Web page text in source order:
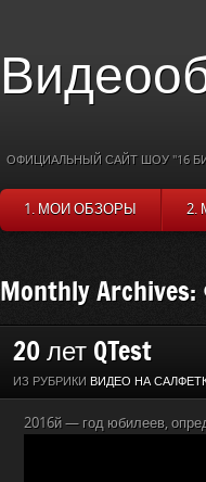
ОФИЦИАЛЬНЫЙ САЙТ ШОУ "16
1. МОИ ОБЗОРЫ 2.
Monthly
20 лет QTest
ИЗ РУБРИКИ ВИДЕО НА
2016й — год юбилеев,